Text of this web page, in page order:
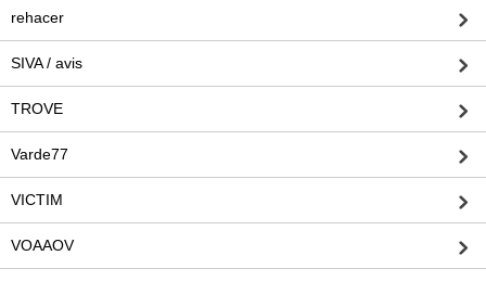
rehacer
SIVA / avis
TROVE
Varde77
VICTIM
VOAAOV